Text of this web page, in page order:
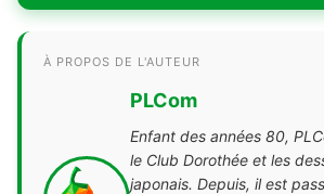
À PROPOS DE L'AUTEUR
PLCom
Enfant des années 80,
le Club Dorothée et les
japonais. Depuis, il est